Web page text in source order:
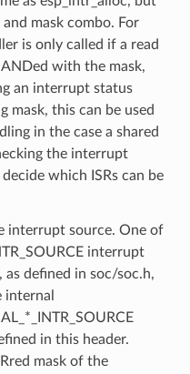
mask combo. For
is only called if a read
with the mask,
an interrupt status
mask, this can be used
in the case a shared
the interrupt
which ISRs can be
interrupt source. One of
interrupt
as defined in soc/soc.h,
internal
in this header.
mask of the